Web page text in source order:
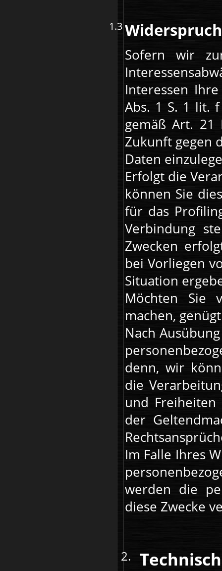
Sofern wir
Interessen
Abs. 1 S. 1 lit. f
gemäß Art. 21
Zukunft gegen
Daten
Erfolgt die
können Sie
für das
Verbindung
Zwecken
bei Vorliegen
Situation
Möchten Sie
machen,
Nach
denn, wir
die
und
der
Im Falle Ihres
werden die
diese Zwecke